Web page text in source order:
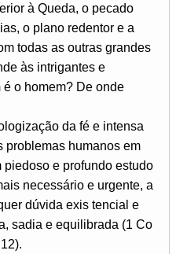
à Queda, o pecado
o plano redentor e a
todas as outras grandes
às intrigantes e
o homem? De onde
da fé e intensa
problemas humanos em
e profundo estudo
necessário e urgente, a
dúvida exis­ tencial e
sadia e equilibrada (1 Co